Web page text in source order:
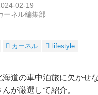
02-19
ーネル編集部
カーネル lifestyle
海道の車中泊旅に欠かせ
が厳選して紹介。